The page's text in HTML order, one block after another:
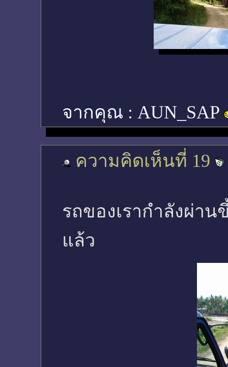
จากคุณ : AUN_SAP
ความคิดเห็นที่ 19
รถของเรากำลังผ่า
แล้ว